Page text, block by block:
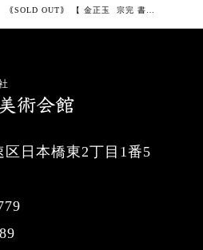
日本橋東2丁目1番5